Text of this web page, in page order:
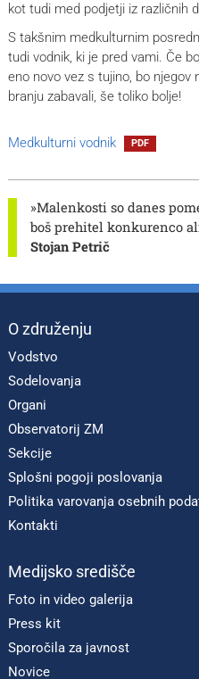
»Malenkosti so danes
boš prehitel konkurenco
Stojan Petrič
kot tudi med podjetji iz različnih
S takšnim medkulturnim
tudi vodnik, ki je pred vami. Če
eno novo vez s tujino, bo
branju zabavali, še toliko bolje!
Medkulturni vodnik PDF
O združenju
Vodstvo
Sodelovanja
Organi
Observatorij ZM
Sekcije
Splošni pogoji poslovanja
Politika varovanja osebnih
Kontakti
Medijsko središče
Foto in video galerija
Press kit
Sporočila za javnost
Novice